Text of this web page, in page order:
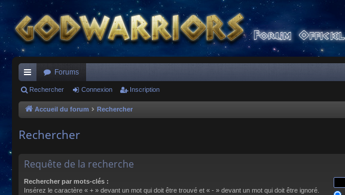
ac
co
s
Forums
Rechercher Connexion Inscription
Accueil du forum Rechercher
Rechercher
Requête de la recherche
Rechercher par mots-clés :
Insérez le caractère « + » devant un mot qui doit être trouvé et « - » devant un mot qui doit être ignoré.